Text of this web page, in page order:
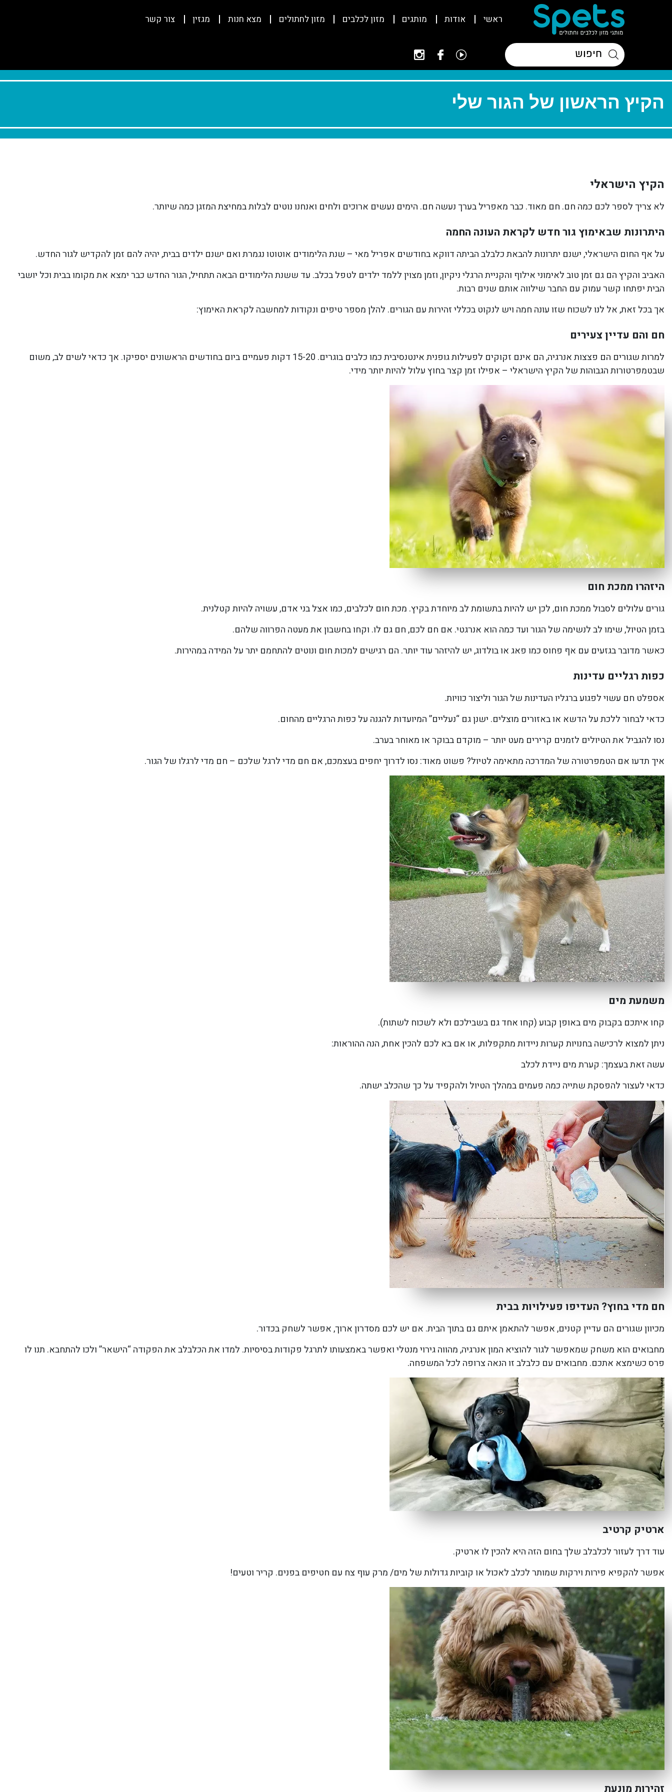
ראשי אודות מותגים מזון לכלבים מזון לחתולים מצא חנות מגזין צור קשר
הקיץ הראשון של הגור שלי
הקיץ הישראלי
לא צריך לספר לכם כמה חם. חם מאוד. כבר מאפריל בערך נעשה חם. הימים נעשים ארוכים ולחים ואנחנו נוטים לבלות במחיצת המזגן כמה שיותר.
היתרונות שבאימוץ גור חדש לקראת העונה החמה
על אף החום הישראלי, ישנם יתרונות להבאת כלבלב הביתה דווקא בחודשים אפריל מאי – שנת הלימודים אוטוטו נגמרת ואם ישנם ילדים בבית, יהיה להם זמן להקדיש לגור החדש.
האביב והקיץ הם גם זמן טוב לאימוני אילוף והקניית הרגלי ניקיון, וזמן מצוין ללמד ילדים לטפל בכלב. עד ששנת הלימודים הבאה תתחיל, הגור החדש כבר ימצא את מקומו בבית וכל יושבי
הבית יפתחו קשר עמוק עם החבר שילווה אותם שנים רבות.
אך בכל זאת, אל לנו לשכוח שזו עונה חמה ויש לנקוט בכללי זהירות עם הגורים. להלן מספר טיפים ונקודות למחשבה לקראת האימוץ:
חם והם עדיין צעירים
למרות שגורים הם פצצות אנרגיה, הם אינם זקוקים לפעילות גופנית אינטנסיבית כמו כלבים בוגרים. 15-20 דקות פעמיים ביום בחודשים הראשונים יספיקו. אך כדאי לשים לב, משום
שבטמפרטורות הגבוהות של הקיץ הישראלי – אפילו זמן קצר בחוץ עלול להיות יותר מידי.
היזהרו ממכת חום
גורים עלולים לסבול ממכת חום, לכן יש להיות בתשומת לב מיוחדת בקיץ. מכת חום לכלבים, כמו אצל בני אדם, עשויה להיות קטלנית.
בזמן הטיול, שימו לב לנשימה של הגור ועד כמה הוא אנרגטי. אם חם לכם, חם גם לו. וקחו בחשבון את מעטה הפרווה שלהם.
כאשר מדובר בגזעים עם אף פחוס כמו פאג או בולדוג, יש להיזהר עוד יותר. הם רגישים למכות חום ונוטים להתחמם יתר על המידה במהירות.
כפות רגליים עדינות
אספלט חם עשוי לפגוע ברגליו העדינות של הגור וליצור כוויות.
כדאי לבחור ללכת על הדשא או באזורים מוצלים. ישנן גם “נעליים” המיועדות להגנה על כפות הרגליים מהחום.
נסו להגביל את הטיולים לזמנים קרירים מעט יותר – מוקדם בבוקר או מאוחר בערב.
איך תדעו אם הטמפרטורה של המדרכה מתאימה לטיול? פשוט מאוד: נסו לדרוך יחפים בעצמכם, אם חם מדי לרגל שלכם – חם מדי לרגלו של הגור.
משמעת מים
קחו איתכם בקבוק מים באופן קבוע (קחו אחד גם בשבילכם ולא לשכוח לשתות).
ניתן למצוא לרכישה בחנויות קערות ניידות מתקפלות, או אם בא לכם להכין אחת, הנה ההוראות:
עשה זאת בעצמך: קערת מים ניידת לכלב
כדאי לעצור להפסקת שתייה כמה פעמים במהלך הטיול ולהקפיד על כך שהכלב ישתה.
חם מדי בחוץ? העדיפו פעילויות בבית
מכיוון שגורים הם עדיין קטנים, אפשר להתאמן איתם גם בתוך הבית. אם יש לכם מסדרון ארוך, אפשר לשחק בכדור.
מחבואים הוא משחק שמאפשר לגור להוציא המון אנרגיה, מהווה גירוי מנטלי ואפשר באמצעותו לתרגל פקודות בסיסיות. למדו את הכלבלב את הפקודה “הישאר” ולכו להתחבא. תנו לו
פרס כשימצא אתכם. מחבואים עם כלבלב זו הנאה צרופה לכל המשפחה.
ארטיק קרטיב
עוד דרך לעזור לכלבלב שלך בחום הזה היא להכין לו ארטיק.
אפשר להקפיא פירות וירקות שמותר לכלב לאכול או קוביות גדולות של מים/ מרק עוף צח עם חטיפים בפנים. קריר וטעים!
זהירות מונעת